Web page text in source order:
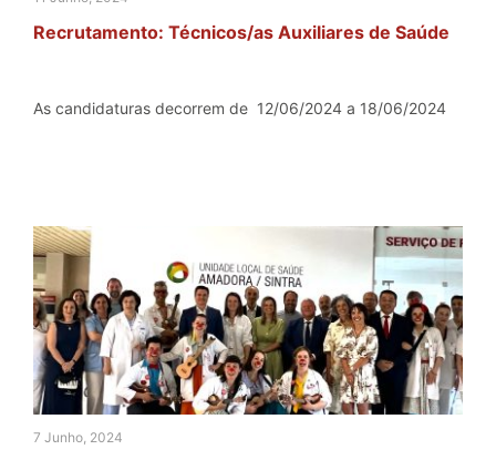
Recrutamento: Técnicos/as Auxiliares de Saúde
As candidaturas decorrem de 12/06/2024 a 18/06/2024
7 Junho, 2024